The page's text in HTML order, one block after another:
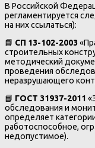
В Российской
регламентируется
на них ссылаться):
📘 СП 13-102-2003
строительных
методический
проведения
неразрушающего
📘 ГОСТ 31937-2011
обследования и
определяет
работоспособное,
недопустимое).